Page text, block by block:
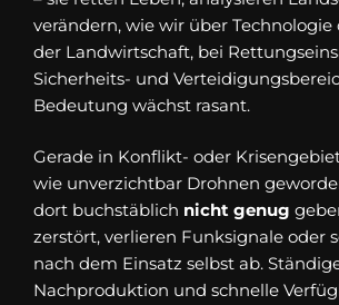
verändern, wie wir über Technologie
der Landwirtschaft, bei
Sicherheits- und
Bedeutung wächst rasant.
Gerade in Konflikt- oder
wie unverzichtbar Drohnen
dort buchstäblich nicht genug
zerstört, verlieren Funksignale oder
nach dem Einsatz selbst ab.
Nachproduktion und schnelle